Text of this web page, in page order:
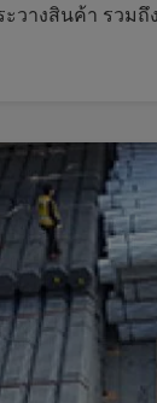
วางสินค้า รวมถึ